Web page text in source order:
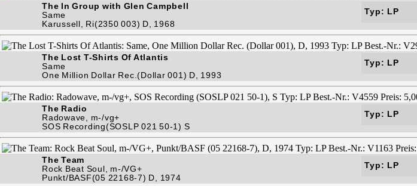
The In Group with Glen Campbell
Same
Karussell, Ri(2350 003) D, 1968
Typ: LP
The Lost T-Shirts Of Atlantis
Same
One Million Dollar Rec.(Dollar 001) D, 1993
Typ: LP
The Radio
Radowave, m-/vg+
SOS Recording(SOSLP 021 50-1) S
Typ: LP
The Team
Rock Beat Soul, m-/VG+
Punkt/BASF(05 22168-7) D, 1974
Typ: LP